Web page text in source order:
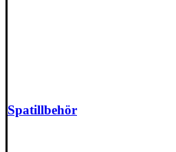
Spatillbehör